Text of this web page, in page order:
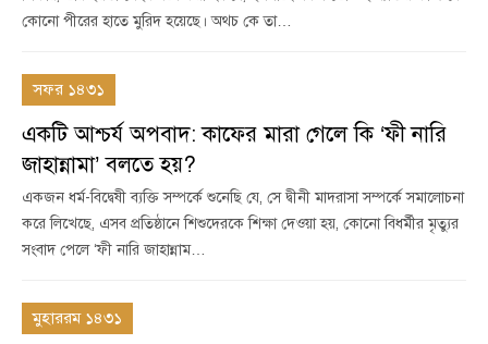
কোনো পীরের হাতে মুরিদ হয়েছে। অথচ কে তা…
সফর ১৪৩১
একটি আশ্চর্য অপবাদ: কাফের মারা গেলে কি ‘ফী নারি
জাহান্নামা’ বলতে হয়?
একজন ধর্ম-বিদ্বেষী ব্যক্তি সম্পর্কে শুনেছি যে, সে দ্বীনী মাদরাসা সম্পর্কে সমালোচনা
করে লিখেছে, এসব প্রতিষ্ঠানে শিশুদেরকে শিক্ষা দেওয়া হয়, কোনো বিধর্মীর মৃত্যুর
সংবাদ পেলে ‘ফী নারি জাহান্নাম…
মুহাররম ১৪৩১